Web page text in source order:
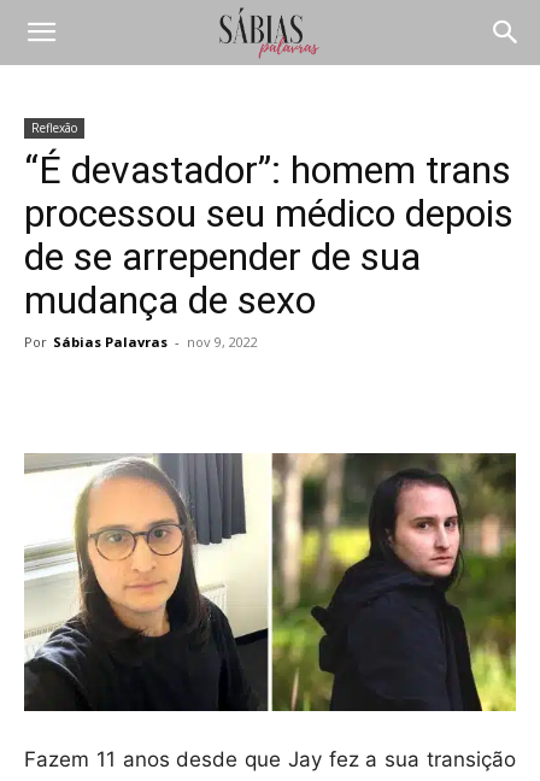
Reflexão
“É devastador”: homem trans
processou seu médico depois
de se arrepender de sua
mudança de sexo
Por Sábias Palavras - nov 9, 2022
Fazem 11 anos desde que Jay fez a sua transição